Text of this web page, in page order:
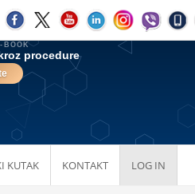
KUTAK KONTAKT LOG IN